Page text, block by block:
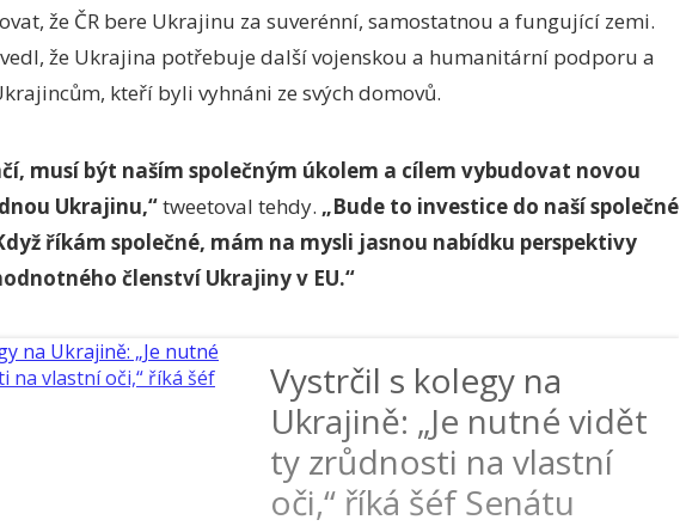
že ČR bere Ukrajinu za suverénní, samostatnou a fungující zemi.
že Ukrajina potřebuje další vojenskou a humanitární podporu a
kteří byli vyhnáni ze svých domovů.
musí být naším společným úkolem a cílem vybudovat novou
Ukrajinu,“tweetoval tehdy. „Bude to investice do naší společné
říkám společné, mám na mysli jasnou nabídku perspektivy
členství Ukrajiny v EU.“
Vystrčil s kolegy na
Ukrajině: „Je nutné vidět
ty zrůdnosti na vlastní
oči,“ říká šéf Senátu